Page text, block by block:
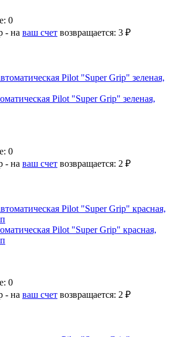
0
- на ваш счет возвращается: 3 ₽
Pilot "Super Grip" зеленая,
0
- на ваш счет возвращается: 2 ₽
Pilot "Super Grip" красная,
0
- на ваш счет возвращается: 2 ₽